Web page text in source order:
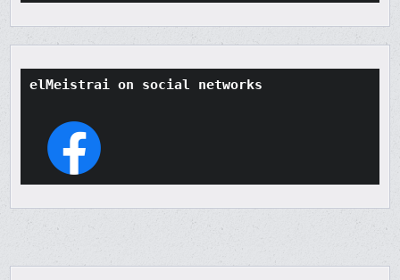
elMeistrai on social networks